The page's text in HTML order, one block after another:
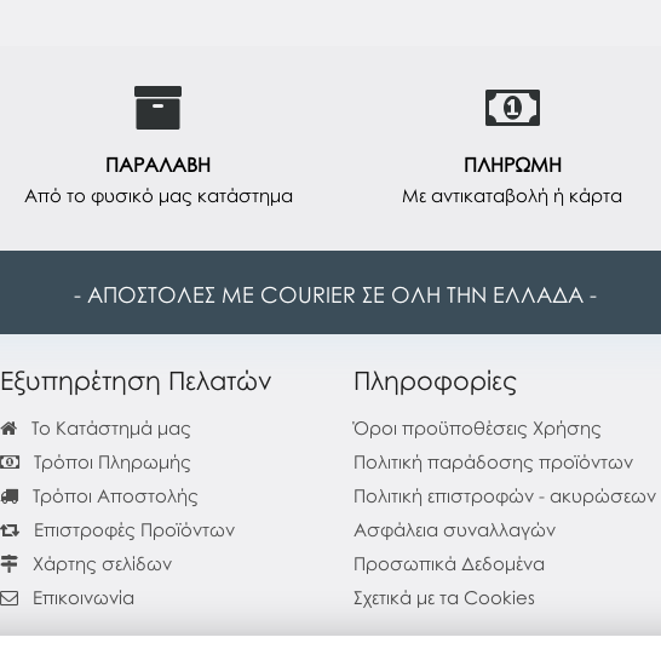
ΠΑΡΑΛΑΒΗ
Από το φυσικό μας κατάστημα
ΠΛΗΡΩΜΗ
Με αντικαταβολή ή κάρτα
- ΑΠΟΣΤΟΛΕΣ ΜΕ COURIER ΣΕ ΟΛΗ ΤΗΝ ΕΛΛΑΔΑ -
Εξυπηρέτηση Πελατών
Το Κατάστημά μας
Τρόποι Πληρωμής
Τρόποι Αποστολής
Επιστροφές Προϊόντων
Χάρτης σελίδων
Επικοινωνία
Πληροφορίες
Όροι προϋποθέσεις Χρήσης
Πολιτική παράδοσης προϊόντων
Πολιτική επιστροφών - ακυρώσεων
Ασφάλεια συναλλαγών
Προσωπικά Δεδομένα
Σχετικά με τα Cookies